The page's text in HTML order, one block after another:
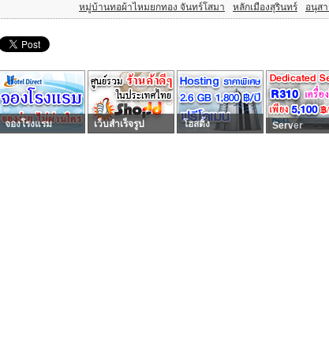
หมู่บ้านทอผ้าไหมยกทอง จันทร์โสมา หลักเมืองสุรินทร์ อนุส
จองโรงแรม เว็บสำเร็จรูป โฮสติ้ง Server